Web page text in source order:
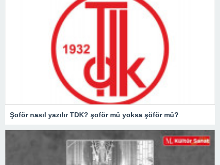
Şoför nasıl yazılır TDK? şoför mü yoksa şöför mü?